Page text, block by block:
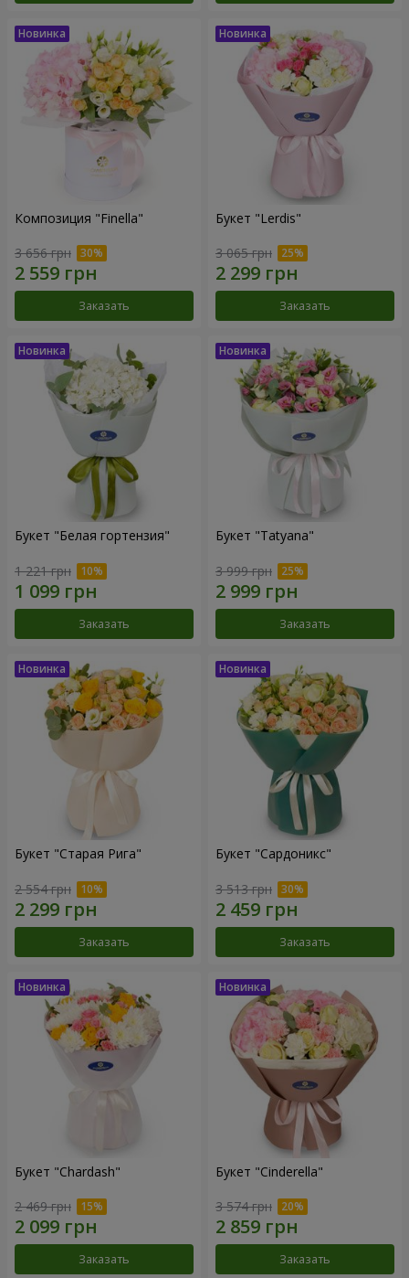
Композиция "Finella"
3 656 грн
Заказать
Букет "Lerdis"
3 065 грн
Заказать
Букет "Белая гортензия"
1 221 грн
Заказать
Букет "Tatyana"
3 999 грн
Заказать
Букет "Старая Рига"
2 554 грн
Заказать
Букет "Сардоникс"
3 513 грн
Заказать
Букет "Chardash"
2 469 грн
Заказать
Букет "Cinderella"
3 574 грн
Заказать